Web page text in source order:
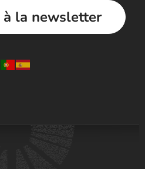
à la newsletter